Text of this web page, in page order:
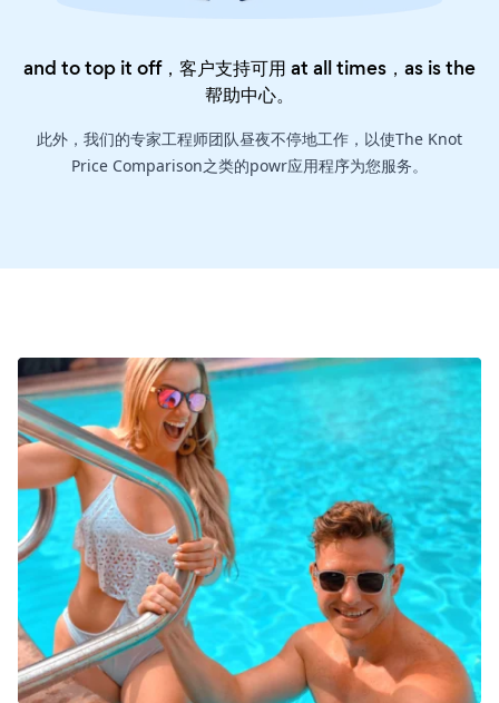
and to top it off，客户支持可用 at all times，as is the
帮助中心。
此外，我们的专家工程师团队昼夜不停地工作，以使The Knot
Price Comparison之类的powr应用程序为您服务。